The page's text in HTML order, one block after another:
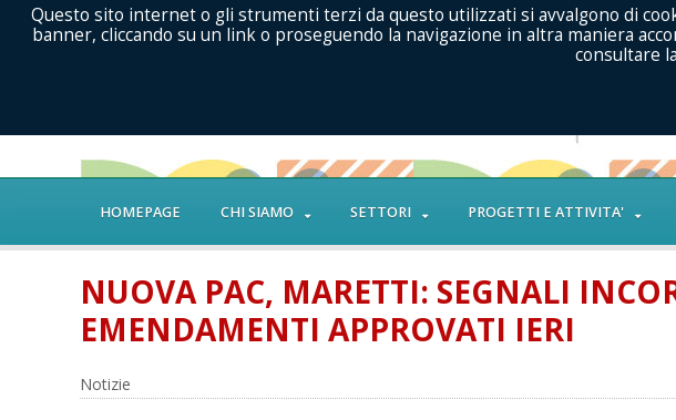
HOMEPAGE CHI SIAMO SETTORI PROGETTI E ATTIVITA'
NUOVA PAC, MARETTI: SEGNALI
EMENDAMENTI APPROVATI IERI
Notizie
Questo sito internet o gli strumenti terzi da questo utilizzati si avvalgono di
banner, cliccando su un link o proseguendo la navigazione in altra maniera
consultare